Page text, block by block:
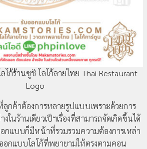
โก้ร้านซูชิ โลโก้ลายไทย Thai Restaurant
Logo
กค้าต้องการหลายรูปแบบเพราะด้วยการ
ในร้านเดียวเป็ฯเรื่องที่สามารถจัดเกิดขึ้นได้
กแบบก็มีหน้าที่รวมรวมความต้องการเหล่า
อกแบบโลโก้ที่พยายามให้ตรงตามคอน